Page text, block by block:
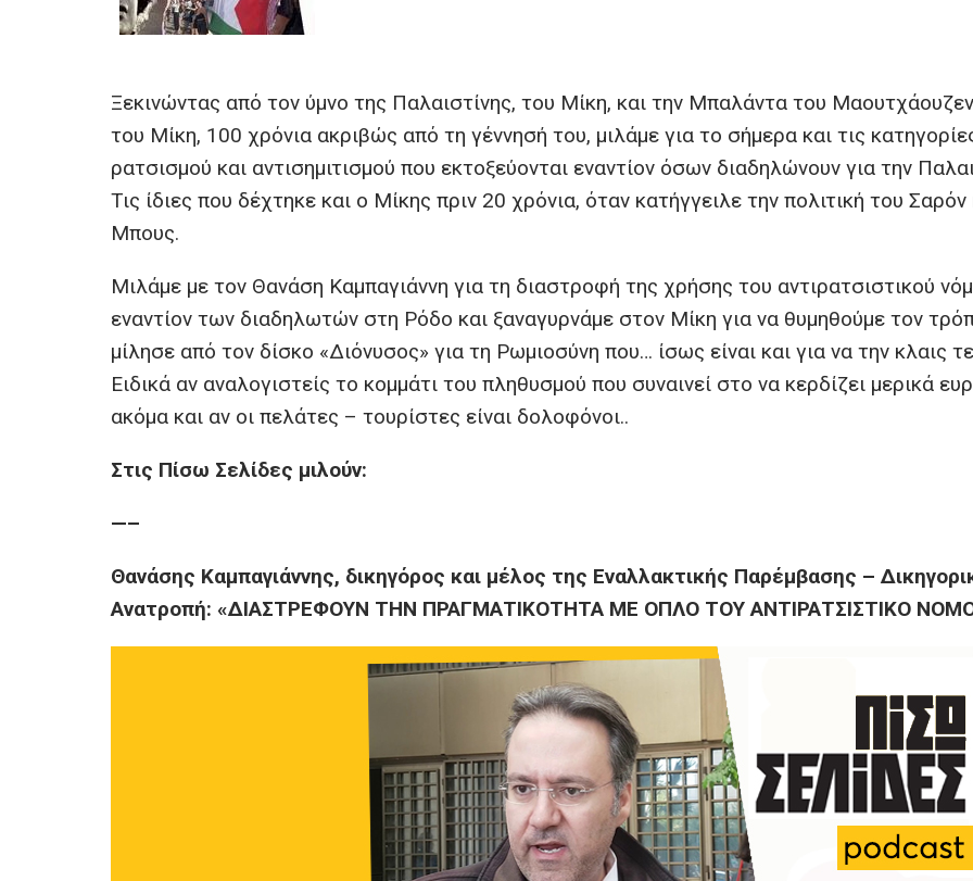
o
k
Ξεκινώντας από τον ύμνο της Παλαιστίνης, του Μίκη, και την Μπαλάντα του
του Μίκη, 100 χρόνια ακριβώς από τη γέννησή του, μιλάμε για το σήμερα και τις
ρατσισμού και αντισημιτισμού που εκτοξεύονται εναντίον όσων διαδηλώνουν για την
Τις ίδιες που δέχτηκε και ο Μίκης πριν 20 χρόνια, όταν κατήγγειλε την πολιτική του Σαρόν
Μπους.
Μιλάμε με τον Θανάση Καμπαγιάννη για τη διαστροφή της χρήσης του αντιρατσιστικού
εναντίον των διαδηλωτών στη Ρόδο και ξαναγυρνάμε στον Μίκη για να θυμηθούμε τον
μίλησε από τον δίσκο «Διόνυσος» για τη Ρωμιοσύνη που… ίσως είναι και για να την κλαις
Ειδικά αν αναλογιστείς το κομμάτι του πληθυσμού που συναινεί στο να κερδίζει μερικά
ακόμα και αν οι πελάτες – τουρίστες είναι δολοφόνοι..
Στις Πίσω Σελίδες μιλούν:
—–
Θανάσης Καμπαγιάννης, δικηγόρος και μέλος της Εναλλακτικής Παρέμβασης –
Ανατροπή: «ΔΙΑΣΤΡΕΦΟΥΝ ΤΗΝ ΠΡΑΓΜΑΤΙΚΟΤΗΤΑ ΜΕ ΟΠΛΟ ΤΟΥ ΑΝΤΙΡΑΤΣΙΣΤΙΚΟ